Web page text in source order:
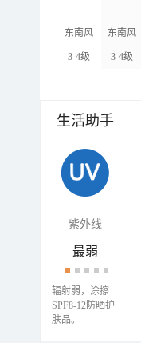
东南风
3-4级
东南风
3-4级
生活助手
紫外线
最弱
辐射弱，涂擦
SPF8-12防晒护
肤品。